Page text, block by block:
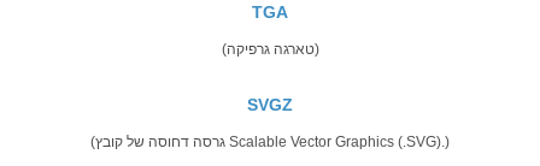
TGA
(טארגה גרפיקה)
SVGZ
(גרסה דחוסה של קובץ Scalable Vector Graphics (.SVG).)